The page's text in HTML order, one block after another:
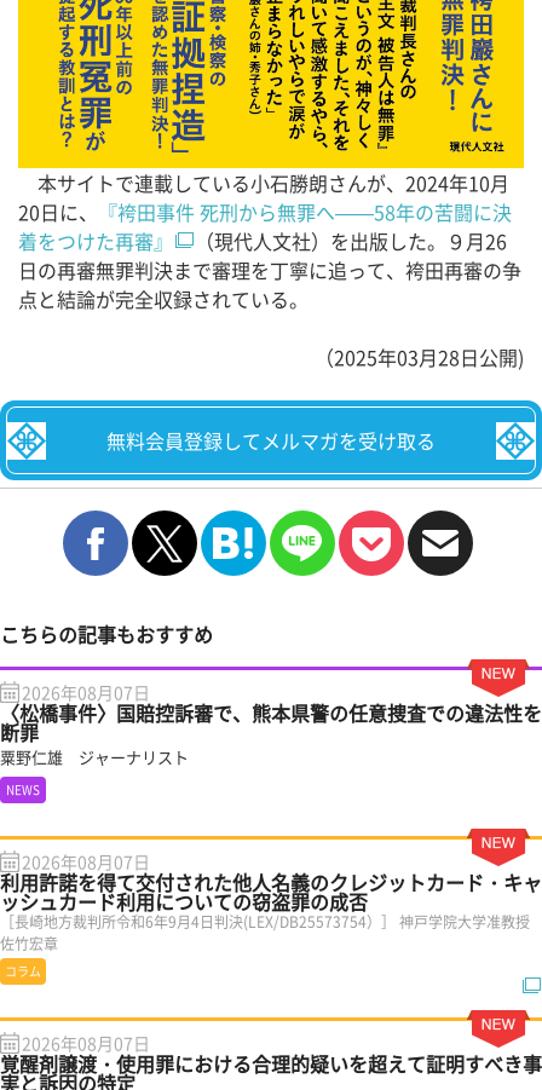
本サイトで連載している小石勝朗さんが、2024年10月
20日に、
『袴田事件 死刑から無罪へ——58年の苦闘に決
着をつけた再審』
（現代人文社）を出版した。９月26
日の再審無罪判決まで審理を丁寧に追って、袴田再審の争
点と結論が完全収録されている。
（2025年03月28日公開)
無料会員登録してメルマガを受け取る
こちらの記事もおすすめ
2026年08月07日
〈松橋事件〉国賠控訴審で、熊本県警の任意捜査での違法性を
断罪
粟野仁雄 ジャーナリスト
NEWS
2026年08月07日
利用許諾を得て交付された他人名義のクレジットカード・キャ
ッシュカード利用についての窃盗罪の成否
［長崎地方裁判所令和6年9月4日判決(LEX/DB25573754）］ 神戸学院大学准教授
佐竹宏章
コラム
2026年08月07日
覚醒剤譲渡・使用罪における合理的疑いを超えて証明すべき事
実と訴因の特定